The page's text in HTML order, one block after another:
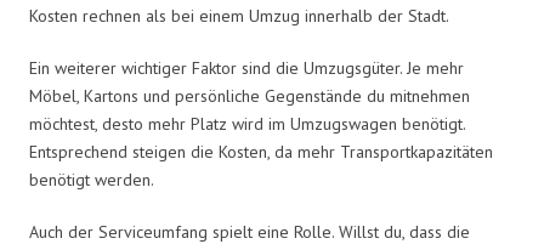
Kosten rechnen als bei einem Umzug innerhalb der Stadt.
Ein weiterer wichtiger Faktor sind die Umzugsgüter. Je mehr
Möbel, Kartons und persönliche Gegenstände du mitnehmen
möchtest, desto mehr Platz wird im Umzugswagen benötigt.
Entsprechend steigen die Kosten, da mehr Transportkapazitäten
benötigt werden.
Auch der Serviceumfang spielt eine Rolle. Willst du, dass die